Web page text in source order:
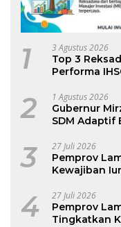
1 3 Agustus 2026
Top 3
Performa
2 1 Agustus 2026
Gubernur
SDM Adaptif
3 27 Juli 2026
Pemprov
Kewajiban
4 27 Juli 2026
Pemprov
Tingkatkan